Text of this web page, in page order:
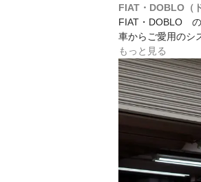
FIAT・DOBLO（
FIAT・DOBLO の
車からご愛用のシ
もっと見る